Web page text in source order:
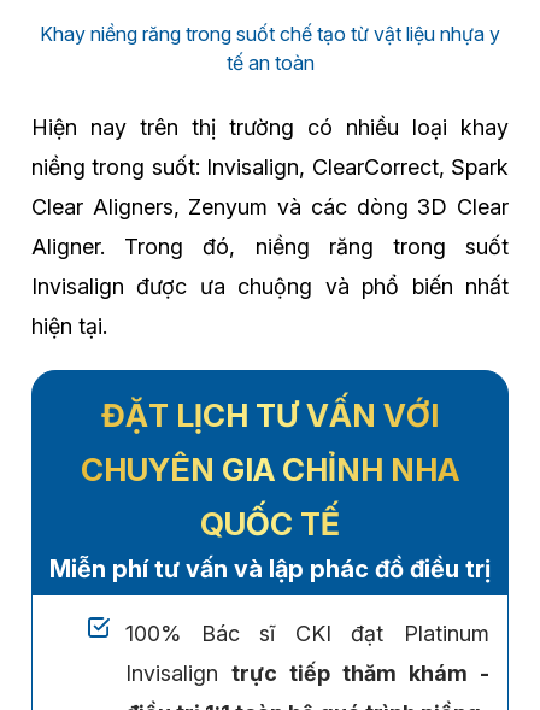
Khay niềng răng trong suốt chế tạo từ vật liệu nhựa y
tế an toàn
Hiện nay trên thị trường có nhiều loại khay
niềng trong suốt: Invisalign, ClearCorrect, Spark
Clear Aligners, Zenyum và các dòng 3D Clear
Aligner. Trong đó, niềng răng trong suốt
Invisalign được ưa chuộng và phổ biến nhất
hiện tại.
ĐẶT LỊCH TƯ VẤN VỚI
CHUYÊN GIA CHỈNH NHA
QUỐC TẾ
Miễn phí tư vấn và lập phác đồ điều trị
100% Bác sĩ CKI đạt Platinum
Invisalign trực tiếp thăm khám -